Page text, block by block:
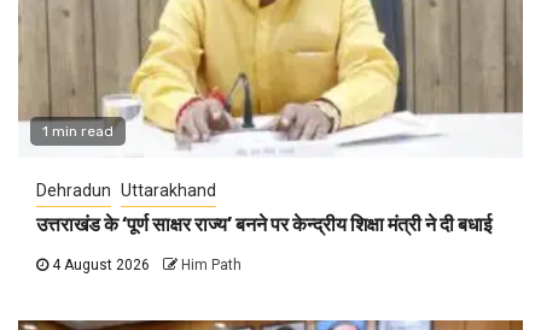
1 min read
Dehradun Uttarakhand
उत्तराखंड के ‘पूर्ण साक्षर राज्य’ बनने पर केन्द्रीय शिक्षा मंत्री ने दी बधाई
4 August 2026 Him Path